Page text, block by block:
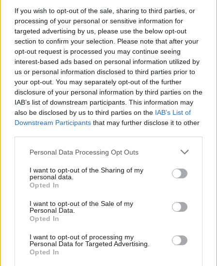
If you wish to opt-out of the sale, sharing to third parties, or
processing of your personal or sensitive information for
targeted advertising by us, please use the below opt-out
section to confirm your selection. Please note that after your
opt-out request is processed you may continue seeing
interest-based ads based on personal information utilized by
us or personal information disclosed to third parties prior to
your opt-out. You may separately opt-out of the further
disclosure of your personal information by third parties on the
IAB’s list of downstream participants. This information may
also be disclosed by us to third parties on the IAB’s List of
Downstream Participants that may further disclose it to other
Personal Data Processing Opt Outs
I want to opt-out of the Sharing of my
personal data.
Opted In
I want to opt-out of the Sale of my
Personal Data.
Opted In
I want to opt-out of processing my
Personal Data for Targeted Advertising.
Opted In
Προσθήκη στο καλάθι
Add to wishlist
ΕΙΔΗ ΚΟΜΜΩΤΗΡΙΟΥ
ΕΤΑΙΡΕΙΕΣ, Κουρευτικές Μηχανές - Ψαλίδια